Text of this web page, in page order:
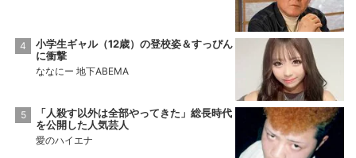
小学生ギャル（12歳）の登校姿＆すっぴん
に衝撃
ななにー 地下ABEMA
「人殺す以外は全部やってきた」総長時代
を公開した人気芸人
愛のハイエナ